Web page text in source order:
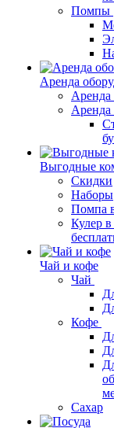
Помпы
Аренда
Аренда
Аренда
Выгодные
Скидки
Наборы
Помпа
Кулер
Чай и кофе
Чай
Кофе
Сахар